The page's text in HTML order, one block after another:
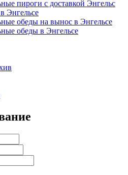
пироги с доставкой Энгельс
Энгельсе
обеды на вынос в Энгельсе
обеды в Энгельсе